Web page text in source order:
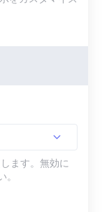
ます。無効に